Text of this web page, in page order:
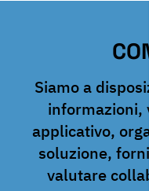
Siamo a
informazioni,
applicativo,
soluzione,
valutare